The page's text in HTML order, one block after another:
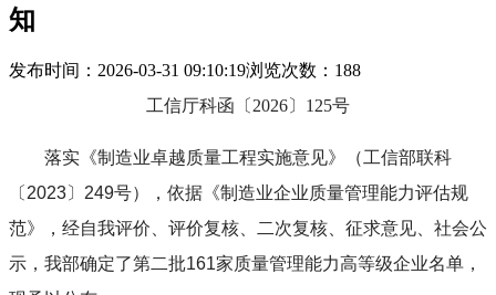
知
发布时间：2026-03-31 09:10:19浏览次数：188
工信厅科函〔2026〕125号
落实《制造业卓越质量工程实施意见》（工信部联科
〔2023〕249号），依据《制造业企业质量管理能力评估规
范》，经自我评价、评价复核、二次复核、征求意见、社会公
示，我部确定了第二批161家质量管理能力高等级企业名单，